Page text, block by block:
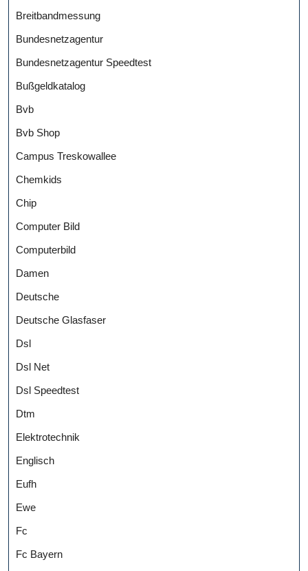
Breitbandmessung
Bundesnetzagentur
Bundesnetzagentur Speedtest
Bußgeldkatalog
Bvb
Bvb Shop
Campus Treskowallee
Chemkids
Chip
Computer Bild
Computerbild
Damen
Deutsche
Deutsche Glasfaser
Dsl
Dsl Net
Dsl Speedtest
Dtm
Elektrotechnik
Englisch
Eufh
Ewe
Fc
Fc Bayern